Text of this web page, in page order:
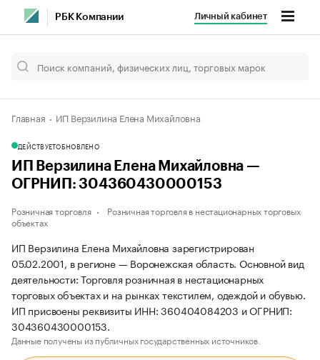
РБК Компании Личный кабинет
Главная ИП Верзилина Елена Михайловна
ДЕЙСТВУЕТОБНОВЛЕНО
ИП Верзилина Елена Михайловна —
ОГРНИП: 304360430000153
Розничная торговля
Розничная торговля в нестационарных торговых
объектах
ИП Верзилина Елена Михайловна зарегистрирован
05.02.2001, в регионе — Воронежская область. Основной вид
деятельности: Торговля розничная в нестационарных
торговых объектах и на рынках текстилем, одеждой и обувью.
ИП присвоены реквизиты ИНН: 360404084203 и ОГРНИП:
304360430000153.
Данные получены из публичных государственных источников.